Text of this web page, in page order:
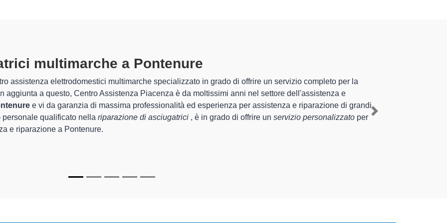
Multimarche A Pontenure
Assistenza Piacenza sono in grado di garantire al cliente esperienza pluriennale nel territorio di Pontenure e
la sistemazione e lariparazione della tua asciugatrice a Pontenure, mediante il ripristino rapido del corretto
Centro Assistenza Piacenza sono in grado di fornire interventi di diverse tipologie sugli elettrodomestici da
Next